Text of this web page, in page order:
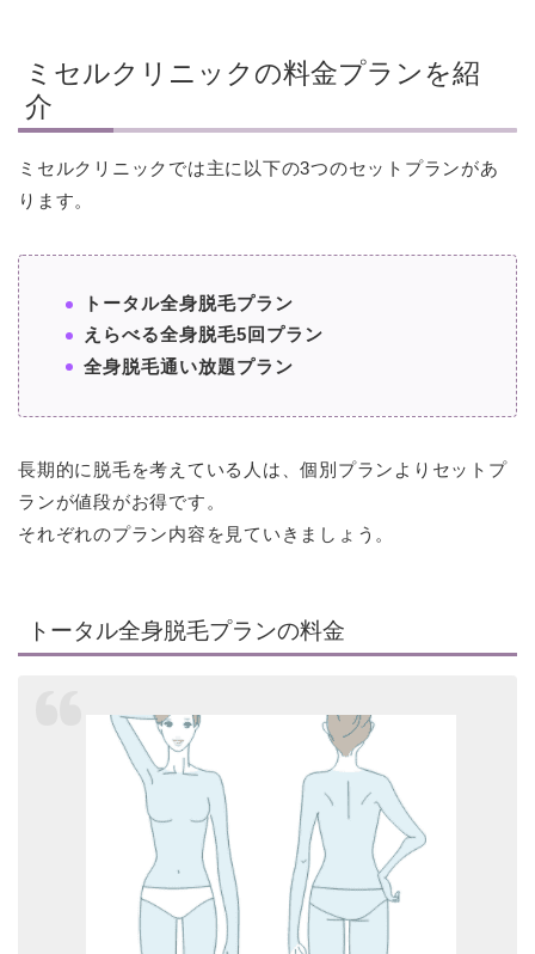
ミセルクリニックの料金プランを紹
介
ミセルクリニックでは主に以下の3つのセットプランがあ
ります。
トータル全身脱毛プラン
えらべる全身脱毛5回プラン
全身脱毛通い放題プラン
長期的に脱毛を考えている人は、個別プランよりセットプ
ランが値段がお得です。
それぞれのプラン内容を見ていきましょう。
トータル全身脱毛プランの料金